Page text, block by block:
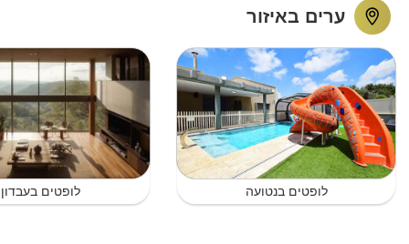
ערים באיזור
לופטים בנטועה לופטים בעבדון